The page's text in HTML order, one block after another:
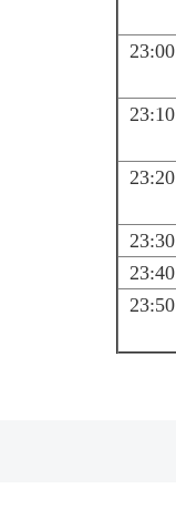
23:00
23:10
23:20
23:30
23:40
23:50